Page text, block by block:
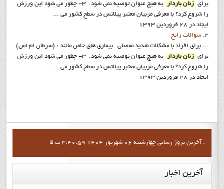
براي
زنان باردار
به هيچ عنوان توصيه نمي شود. 3- چطور مي شود اين ورزش
را شروع كرد؟ با معرفي مربيان معتبر پيلاتس در سطح كشور مي ...
ایجاد در 28 فروردين 1393
2.
سوالات رايج
... براي افراد با مشكلات شديد مفصلي بيماري هاي خاص مانند : (سرطان ام اس)
براي
زنان باردار
به هيچ عنوان توصيه نمي شود. 3- چطور مي شود اين ورزش
را شروع كرد؟ با معرفي مربيان معتبر پيلاتس در سطح كشور مي ...
ایجاد در 28 فروردين 1393
آخرين بروز رساني چهارشنبه 06 شهریور 1404 3:40:59 ب ظ .
آخرین اخبار